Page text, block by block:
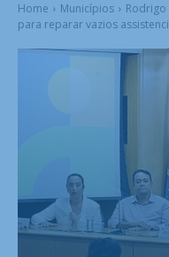
Home Municípios
para reparar vazios